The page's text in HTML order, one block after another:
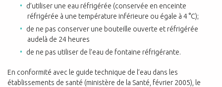
d’utiliser une eau réfrigérée (conservée en enceinte
réfrigérée à une température inférieure ou égale à 4 °C);
de ne pas conserver une bouteille ouverte et réfrigérée
audelà de 24 heures
de ne pas utiliser de l’eau de fontaine réfrigérante.
En conformité avec le guide technique de l’eau dans les
établissements de santé (ministère de la Santé, février 2005), le